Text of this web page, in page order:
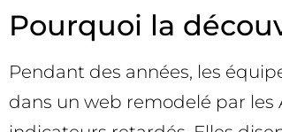
Pourquoi la
Pendant des années, les
dans un web remodelé par les